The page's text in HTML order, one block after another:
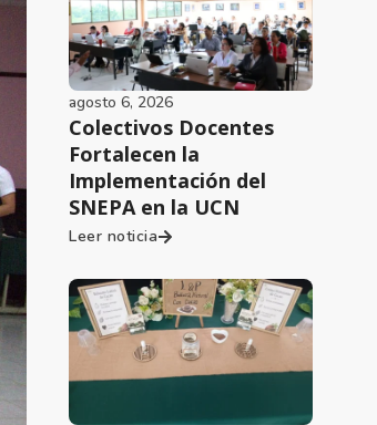
agosto 6, 2026
Colectivos Docentes
Fortalecen la
Implementación del
SNEPA en la UCN
Leer noticia